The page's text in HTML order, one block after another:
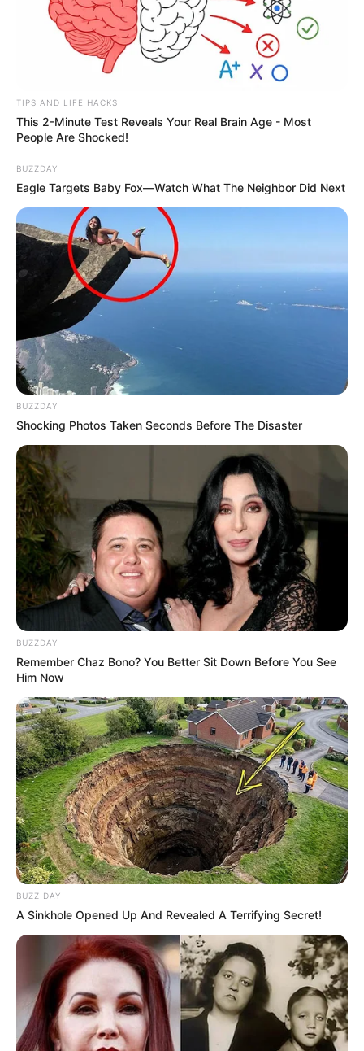
TIPS AND LIFE HACKS
This 2-Minute Test Reveals Your Real Brain Age - Most
People Are Shocked!
BUZZDAY
Eagle Targets Baby Fox—Watch What The Neighbor Did Next
BUZZDAY
Shocking Photos Taken Seconds Before The Disaster
BUZZDAY
Remember Chaz Bono? You Better Sit Down Before You See
Him Now
BUZZ DAY
A Sinkhole Opened Up And Revealed A Terrifying Secret!